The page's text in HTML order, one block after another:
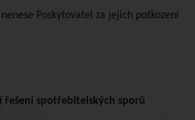
Poskytovatel za jejich poškození
řešení spotřebitelských sporů